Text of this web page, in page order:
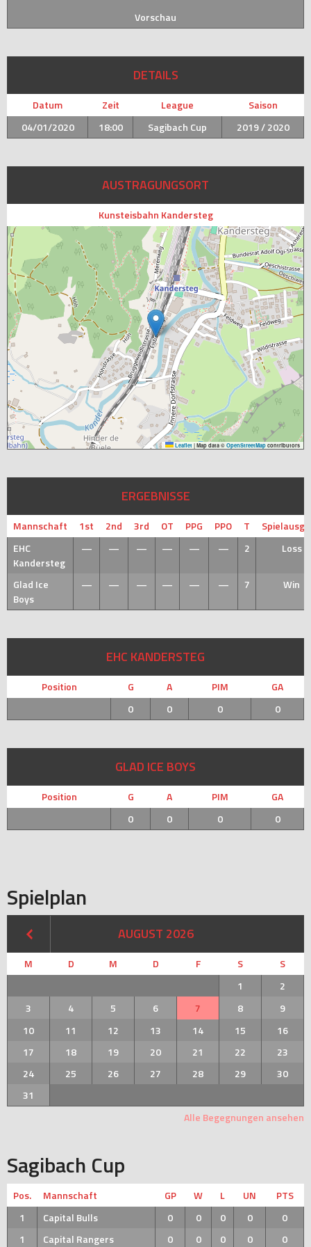
Vorschau
DETAILS
Datum Zeit League
Saison
04/01/2020
18:00 Sagibach Cup 2019 / 2020
AUSTRAGUNGSORT
Kunsteisbahn Kandersteg
Leaflet | Map data © OpenStreetMap contributors
ERGEBNISSE
Mannschaft 1st 2nd 3rd OT PPG PPO T
EHC
Kandersteg
— — — — — — 2 Loss
Glad Ice
Boys
— — — — — — 7 Win
EHC KANDERSTEG
Position G A PIM
GA
0
0 0 0
GLAD ICE BOYS
Position G A PIM
GA
0
0 0 0
Spielplan
AUGUST 2026
M D M D F S
S
1
2
3
4 5 6 7 8
9
10
11 12 13 14 15
16
17
18 19 20 21 22
23
24
25 26 27 28 29
30
31
Alle Begegnungen ansehen
Sagibach Cup
Pos. Mannschaft GP W L UN
PTS
1
Capital Bulls 0 0 0 0
0
1
Capital Rangers 0 0 0 0 0